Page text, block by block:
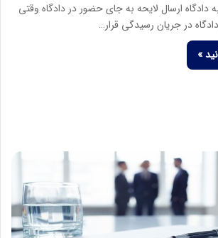
دادگاه ارسال لایحه به جای حضور در دادگاه وقتی
در جریان رسیدگی قرار…
»